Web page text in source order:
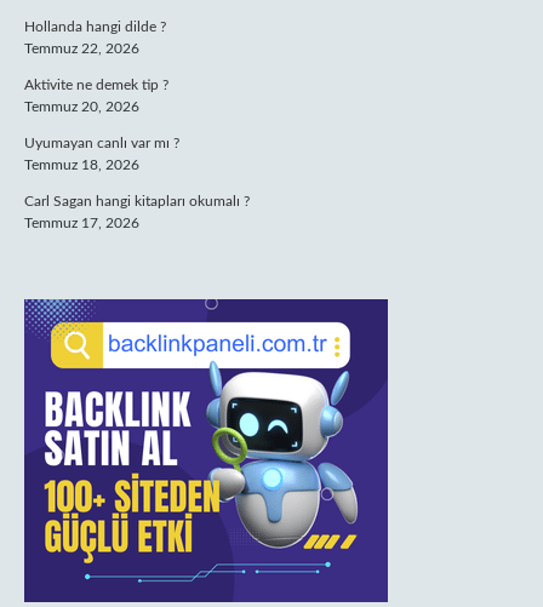
Hollanda hangi dilde ?
Temmuz 22, 2026
Aktivite ne demek tip ?
Temmuz 20, 2026
Uyumayan canlı var mı ?
Temmuz 18, 2026
Carl Sagan hangi kitapları okumalı ?
Temmuz 17, 2026